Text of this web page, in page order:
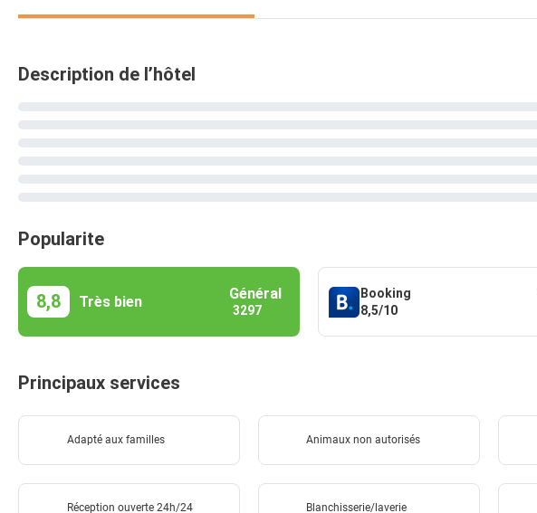
Description de l’hôtel
Popularite
8,8 Très bien Général
3297
Booking
8,5/10
Principaux services
Adapté aux familles Animaux non autorisés
Réception ouverte 24h/24 Blanchisserie/laverie